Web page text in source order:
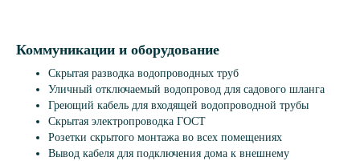
Коммуникации и оборудование
Скрытая разводка водопроводных труб
Уличный отключаемый водопровод для садового шланга
Греющий кабель для входящей водопроводной трубы
Скрытая электропроводка ГОСТ
Розетки скрытого монтажа во всех помещениях
Вывод кабеля для подключения дома к внешнему